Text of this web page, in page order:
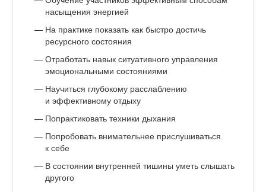
насыщения энергией
На практике показать как быстро достичь
ресурсного состояния
Отработать навык ситуативного управления
эмоциональными состояниями
Научиться глубокому расслаблению
и эффективному отдыху
Попрактиковать техники дыхания
Попробовать внимательнее прислушиваться
к себе
В состоянии внутренней тишины уметь слышать
другого